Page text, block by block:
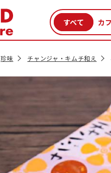
珍味 チャンジャ・キムチ和え